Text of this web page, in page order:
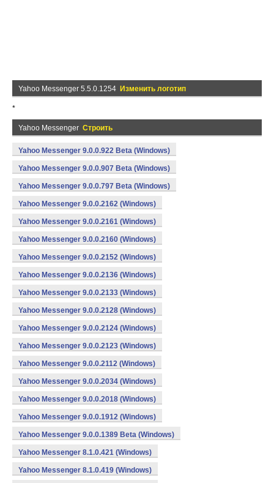
Yahoo Messenger 5.5.0.1254 Изменить логотип
*
Yahoo Messenger Строить
Yahoo Messenger 9.0.0.922 Beta (Windows)
Yahoo Messenger 9.0.0.907 Beta (Windows)
Yahoo Messenger 9.0.0.797 Beta (Windows)
Yahoo Messenger 9.0.0.2162 (Windows)
Yahoo Messenger 9.0.0.2161 (Windows)
Yahoo Messenger 9.0.0.2160 (Windows)
Yahoo Messenger 9.0.0.2152 (Windows)
Yahoo Messenger 9.0.0.2136 (Windows)
Yahoo Messenger 9.0.0.2133 (Windows)
Yahoo Messenger 9.0.0.2128 (Windows)
Yahoo Messenger 9.0.0.2124 (Windows)
Yahoo Messenger 9.0.0.2123 (Windows)
Yahoo Messenger 9.0.0.2112 (Windows)
Yahoo Messenger 9.0.0.2034 (Windows)
Yahoo Messenger 9.0.0.2018 (Windows)
Yahoo Messenger 9.0.0.1912 (Windows)
Yahoo Messenger 9.0.0.1389 Beta (Windows)
Yahoo Messenger 8.1.0.421 (Windows)
Yahoo Messenger 8.1.0.419 (Windows)